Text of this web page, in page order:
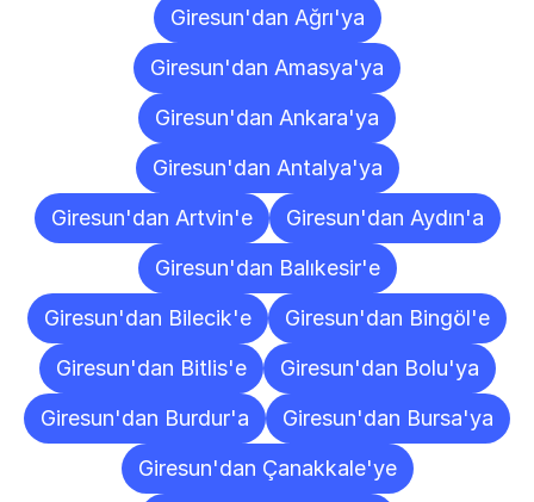
Giresun'dan Ağrı'ya
Giresun'dan Amasya'ya
Giresun'dan Ankara'ya
Giresun'dan Antalya'ya
Giresun'dan Artvin'e
Giresun'dan Aydın'a
Giresun'dan Balıkesir'e
Giresun'dan Bilecik'e
Giresun'dan Bingöl'e
Giresun'dan Bitlis'e
Giresun'dan Bolu'ya
Giresun'dan Burdur'a
Giresun'dan Bursa'ya
Giresun'dan Çanakkale'ye